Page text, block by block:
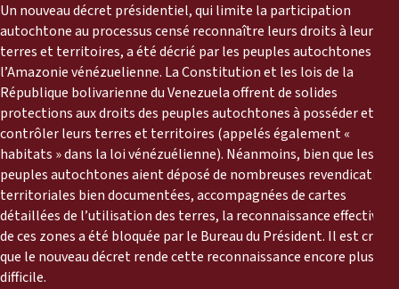
Who we are
Press Room
Support Us
Publications & Resources
Publications & Resources
News
Reports
Press Releases
Training Materials
Un nouveau décret présidentiel, qui limite la participation
autochtone au processus censé reconnaître leurs droits à leurs
terres et territoires, a été décrié par les peuples autochtones de
l’Amazonie vénézuelienne. La Constitution et les lois de la
République bolivarienne du Venezuela offrent de solides
protections aux droits des peuples autochtones à posséder et à
contrôler leurs terres et territoires (appelés également «
habitats » dans la loi vénézuélienne). Néanmoins, bien que les
peuples autochtones aient déposé de nombreuses revendications
territoriales bien documentées, accompagnées de cartes
détaillées de l’utilisation des terres, la reconnaissance effective
de ces zones a été bloquée par le Bureau du Président. Il est craint
que le nouveau décret rende cette reconnaissance encore plus
difficile.